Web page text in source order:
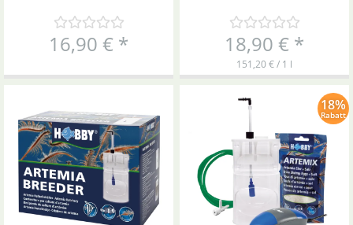
16,90 € * 18,90 € *
151,20 € / 1 l
18%
Rabatt